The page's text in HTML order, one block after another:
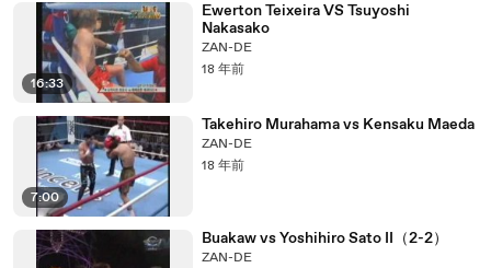
16:33
Ewerton Teixeira VS Tsuyoshi
Nakasako
ZAN-DE
18 年前
7:00
Takehiro Murahama vs Kensaku Maeda
ZAN-DE
18 年前
Buakaw vs Yoshihiro Sato II（2-2）
ZAN-DE